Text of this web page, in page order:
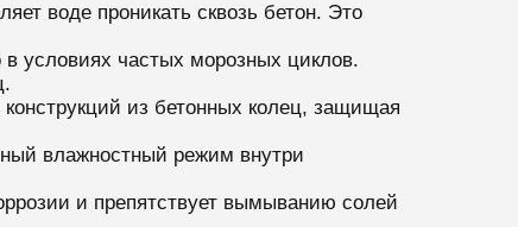
воде проникать сквозь бетон. Это
условиях частых морозных циклов.
из бетонных колец, защищая
влажностный режим внутри
и препятствует вымыванию солей